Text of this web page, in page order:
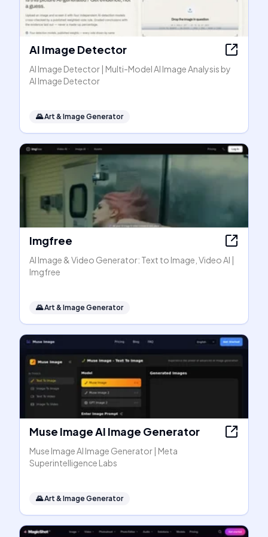
AI Image Detector
AI Image Detector | Multi-Model AI Image Analysis by
AI Image Detector
🌄Art & Image Generator
Imgfree
AI Image & Video Generator: Text to Image, Video AI |
Imgfree
🌄Art & Image Generator
Muse Image AI Image Generator
Muse Image AI Image Generator | Meta
Superintelligence Labs
🌄Art & Image Generator